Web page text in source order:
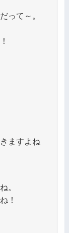
って～。
ますよね
。
！